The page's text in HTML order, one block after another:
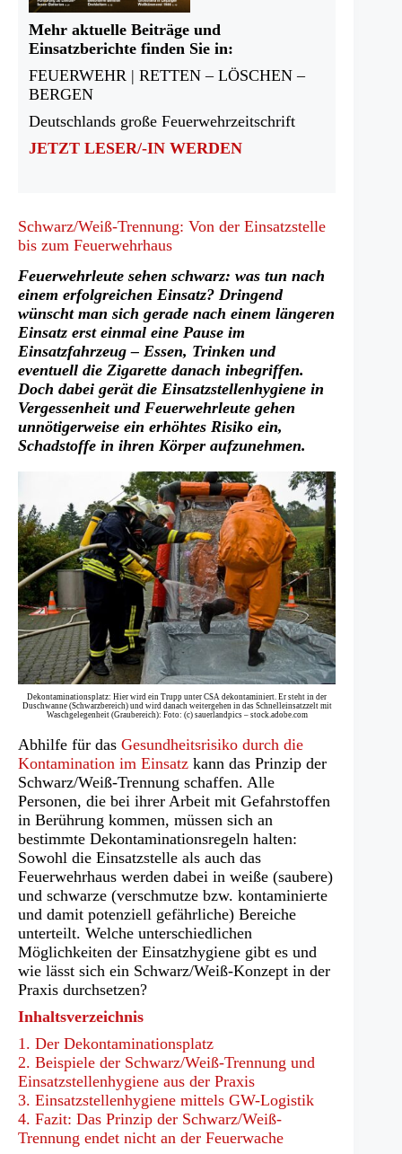
Mehr aktuelle Beiträge und
Einsatzberichte finden Sie in:
FEUERWEHR | RETTEN – LÖSCHEN –
BERGEN
Deutschlands große Feuerwehrzeitschrift
JETZT LESER/-IN WERDEN
Schwarz/Weiß-Trennung: Von der Einsatzstelle
bis zum Feuerwehrhaus
Feuerwehrleute sehen schwarz: was tun nach
einem erfolgreichen Einsatz? Dringend
wünscht man sich gerade nach einem längeren
Einsatz erst einmal eine Pause im
Einsatzfahrzeug – Essen, Trinken und
eventuell die Zigarette danach inbegriffen.
Doch dabei gerät die Einsatzstellenhygiene in
Vergessenheit und Feuerwehrleute gehen
unnötigerweise ein erhöhtes Risiko ein,
Schadstoffe in ihren Körper aufzunehmen.
Dekontaminationsplatz: Hier wird ein Trupp unter CSA dekontaminiert. Er steht in der
Duschwanne (Schwarzbereich) und wird danach weitergehen in das Schnelleinsatzzelt mit
Waschgelegenheit (Graubereich): Foto: (c) sauerlandpics – stock.adobe.com
Abhilfe für das Gesundheitsrisiko durch die
Kontamination im Einsatz kann das Prinzip der
Schwarz/Weiß-Trennung schaffen. Alle
Personen, die bei ihrer Arbeit mit Gefahrstoffen
in Berührung kommen, müssen sich an
bestimmte Dekontaminationsregeln halten:
Sowohl die Einsatzstelle als auch das
Feuerwehrhaus werden dabei in weiße (saubere)
und schwarze (verschmutze bzw. kontaminierte
und damit potenziell gefährliche) Bereiche
unterteilt. Welche unterschiedlichen
Möglichkeiten der Einsatzhygiene gibt es und
wie lässt sich ein Schwarz/Weiß-Konzept in der
Praxis durchsetzen?
Inhaltsverzeichnis
1. Der Dekontaminationsplatz
2. Beispiele der Schwarz/Weiß-Trennung und
Einsatzstellenhygiene aus der Praxis
3. Einsatzstellenhygiene mittels GW-Logistik
4. Fazit: Das Prinzip der Schwarz/Weiß-
Trennung endet nicht an der Feuerwache